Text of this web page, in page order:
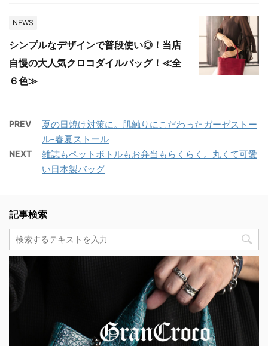
NEWS
シンプルなデザインで普段使い◎！当店
自慢の大人気クロコダイルバッグ！≪全
６色≫
PREV
夏の日焼け対策に。肌触りにこだわったガーゼストー
ル-春夏ストール
NEXT
雑誌もペットボトルもお弁当もらくらく。丸くて可愛
い日本製バッグ
記事検索